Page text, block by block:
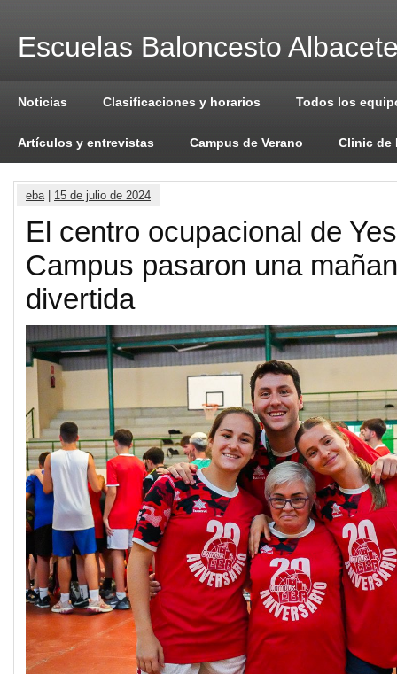
Escuelas Baloncesto
Noticias Clasificaciones y horarios Todos los
Artículos y entrevistas Campus de Verano Clinic de
eba| 15 de julio de 2024
El centro ocupacional de
Campus pasaron una
divertida